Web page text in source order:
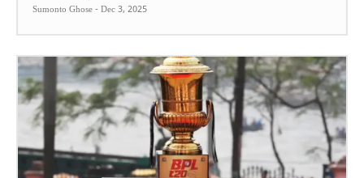
Sumonto Ghose - Dec 3, 2025